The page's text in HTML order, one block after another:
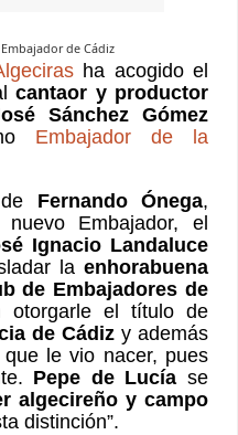
ha acogido el
cantaor y productor
Sánchez Gómez
Embajador de la
Fernando Ónega,
Embajador, el
Ignacio Landaluce
la enhorabuena
de Embajadores de
el título de
de Cádizy además
le vio nacer, pues
Pepe de Lucía se
algecireño y campo
distinción”.